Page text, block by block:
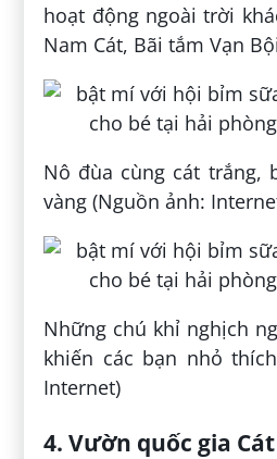
hoạt động ngoài trời
Nam Cát, Bãi tắm Vạn
Nô đùa cùng cát trắng,
vàng (Nguồn ảnh:
Những chú khỉ nghịch
khiến các bạn nhỏ
Internet)
4. Vườn quốc gia